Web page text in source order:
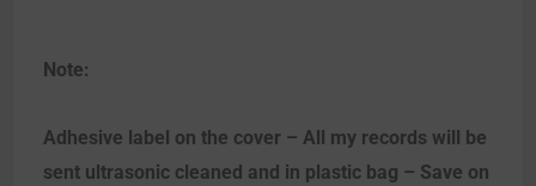
Note:
Adhesive label on the cover – All my records will be
sent ultrasonic cleaned and in plastic bag – Save on